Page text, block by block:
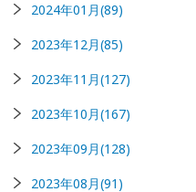
2024年01月(89)
2023年12月(85)
2023年11月(127)
2023年10月(167)
2023年09月(128)
2023年08月(91)